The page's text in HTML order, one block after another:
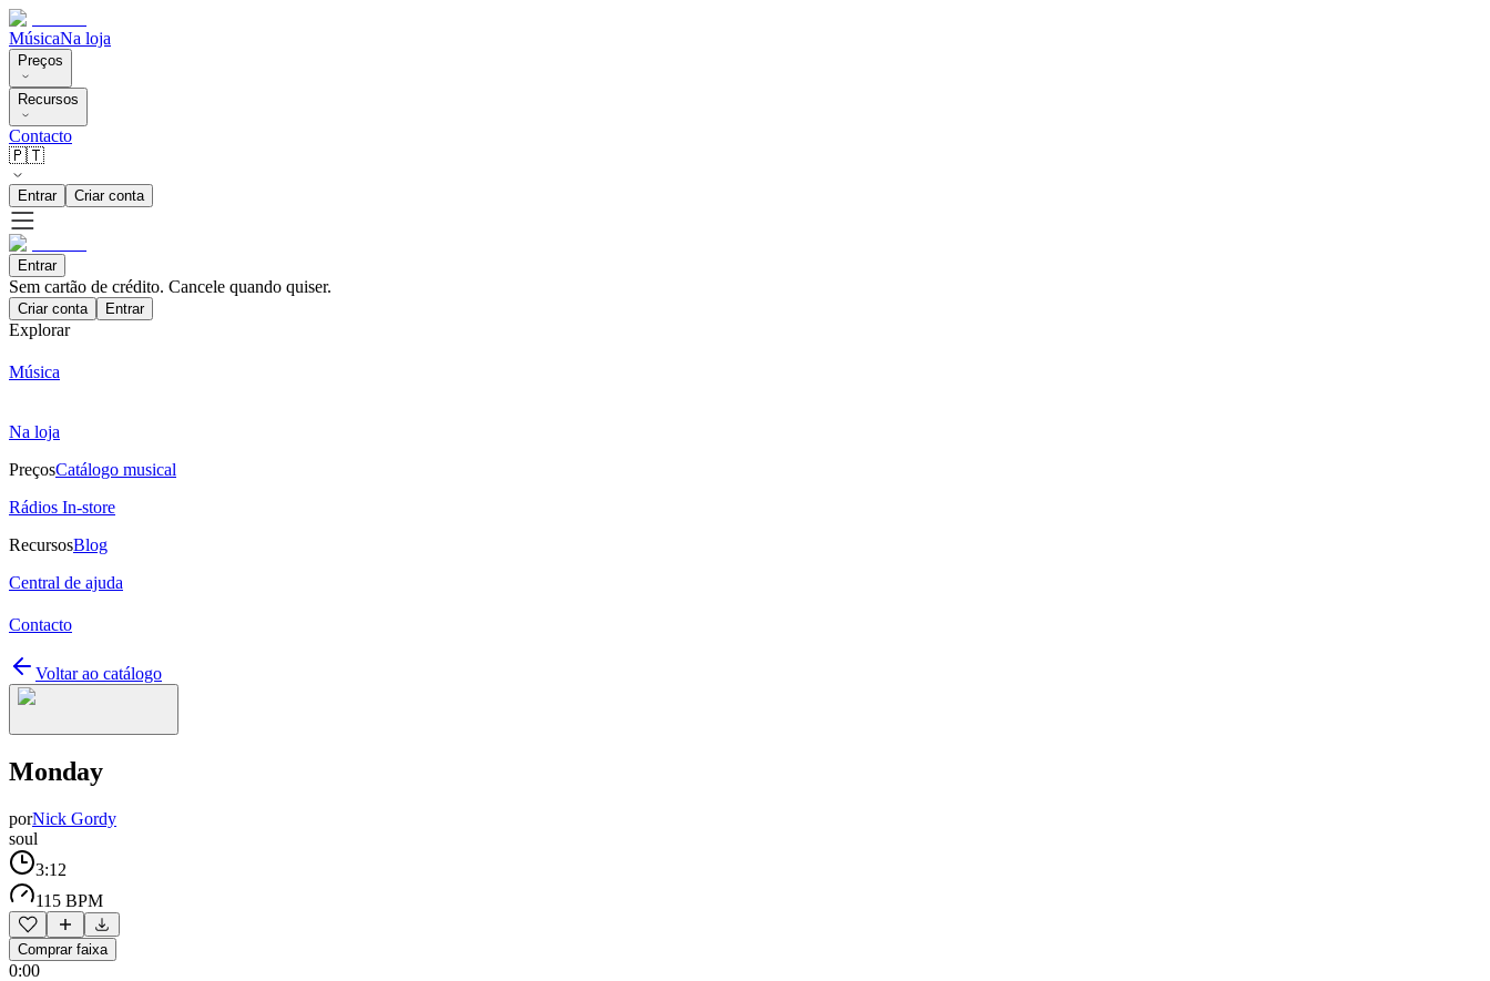
MúsicaNa loja
Preços
Recursos
Contacto
🇵🇹
Entrar Criar conta
Entrar
Sem cartão de crédito. Cancele quando quiser.
Criar conta Entrar
Explorar
Música
Na loja
PreçosCatálogo musical
Rádios In-store
RecursosBlog
Central de ajuda
Contacto
Voltar ao catálogo
Monday
porNick Gordy
soul
3:12
115 BPM
Comprar faixa
0:00